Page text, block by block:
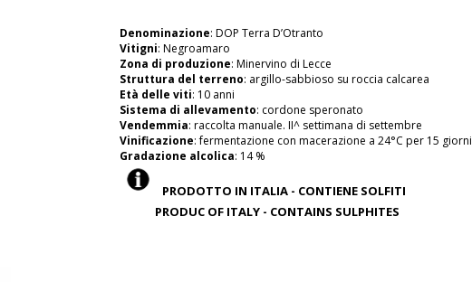
Denominazione: DOP Terra D’Otranto
Vitigni: Negroamaro
Zona di produzione: Minervino di Lecce
Struttura del terreno: argillo-sabbioso su roccia calcarea
Età delle viti: 10 anni
Sistema di allevamento: cordone speronato
Vendemmia: raccolta manuale. II^ settimana di settembre
Vinificazione: fermentazione con macerazione a 24°C per 15 giorni
Gradazione alcolica: 14 %
PRODOTTO IN ITALIA - CONTIENE SOLFITI
PRODUC OF ITALY - CONTAINS SULPHITES